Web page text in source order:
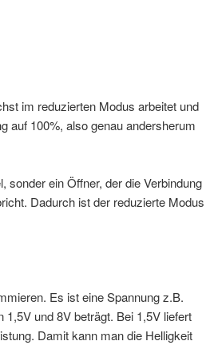
im reduzierten Modus arbeitet und
auf 100%, also genau andersherum
sonder ein Öffner, der die Verbindung
Dadurch ist der reduzierte Modus
Es ist eine Spannung z.B.
1,5V und 8V beträgt. Bei 1,5V liefert
Damit kann man die Helligkeit